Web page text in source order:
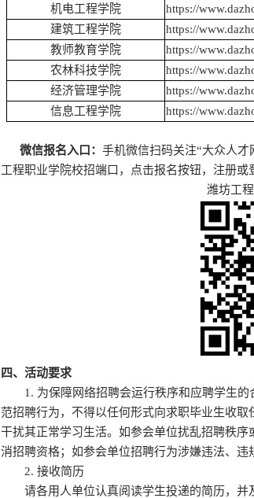
机电工程学院
https://
建筑工程学院
https://
教师教育学院
https://
农林科技学院
https://
经济管理学院
https://
信息工程学院
https://
微信报名入口： 手机微信扫码关注“大众人才
工程职业学院校招端口，点击报名按钮，注册或
潍坊工
四、活动要求
1. 为保障网络招聘会运行秩序和应聘学生的
范招聘行为，不得以任何形式向求职毕业生收
干扰其正常学习生活。如参会单位扰乱招聘秩
消招聘资格；如参会单位招聘行为涉嫌违法、违
2. 接收简历
请各用人单位认真阅读学生投递的简历，并